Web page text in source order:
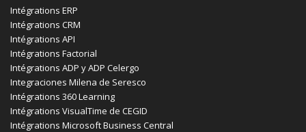
Intégrations ERP
Intégrations CRM
Intégrations API
Intégrations Factorial
Intégrations ADP y ADP Celergo
Integraciones Milena de Seresco
Intégrations 360 Learning
Intégrations VisualTime de CEGID
Intégrations Microsoft Business Central